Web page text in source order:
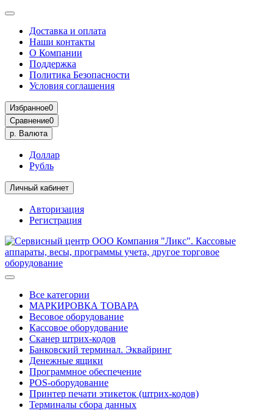
Доставка и оплата
Наши контакты
О Компании
Поддержка
Политика Безопасности
Условия соглашения
Избранное0
Сравнение0
р. Валюта
Доллар
Рубль
Личный кабинет
Авторизация
Регистрация
Все категории
МАРКИРОВКА ТОВАРА
Весовое оборудование
Кассовое оборудование
Сканер штрих-кодов
Банковский терминал. Эквайринг
Денежные ящики
Программное обеспечение
POS-оборудование
Принтер печати этикеток (штрих-кодов)
Терминалы сбора данных